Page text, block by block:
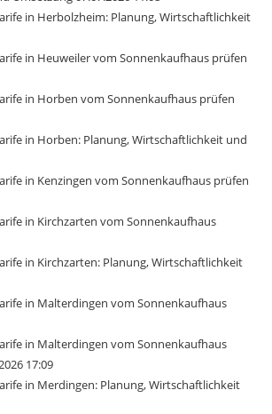
in Herbolzheim: Planung, Wirtschaftlichkeit
in Heuweiler vom Sonnenkaufhaus prüfen
in Horben vom Sonnenkaufhaus prüfen
in Horben: Planung, Wirtschaftlichkeit und
in Kenzingen vom Sonnenkaufhaus prüfen
in Kirchzarten vom Sonnenkaufhaus
in Kirchzarten: Planung, Wirtschaftlichkeit
in Malterdingen vom Sonnenkaufhaus
in Malterdingen vom Sonnenkaufhaus
17:09
in Merdingen: Planung, Wirtschaftlichkeit